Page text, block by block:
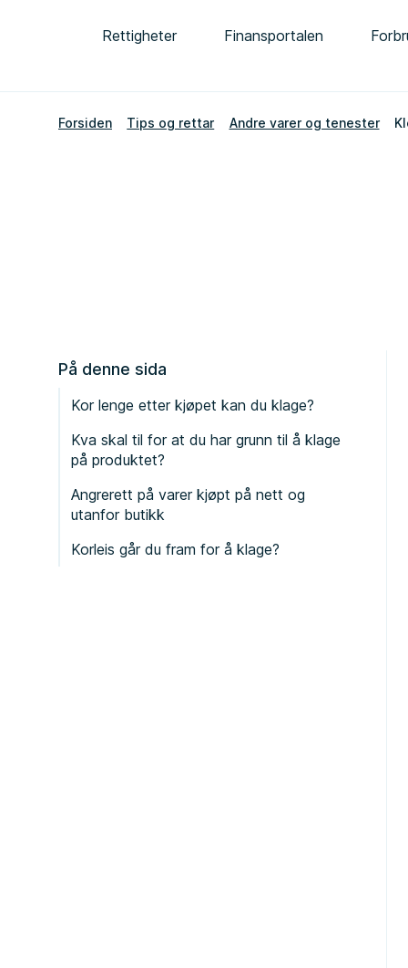
Rettigheter Finansportalen
Forsiden Tips og rettar Andre varer og tenester
På denne sida
Kor lenge etter kjøpet kan du klage?
Kva skal til for at du har grunn til å klage
på produktet?
Angrerett på varer kjøpt på nett og
utanfor butikk
Korleis går du fram for å klage?